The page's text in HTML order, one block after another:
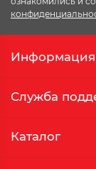
Информация
Служба
Каталог